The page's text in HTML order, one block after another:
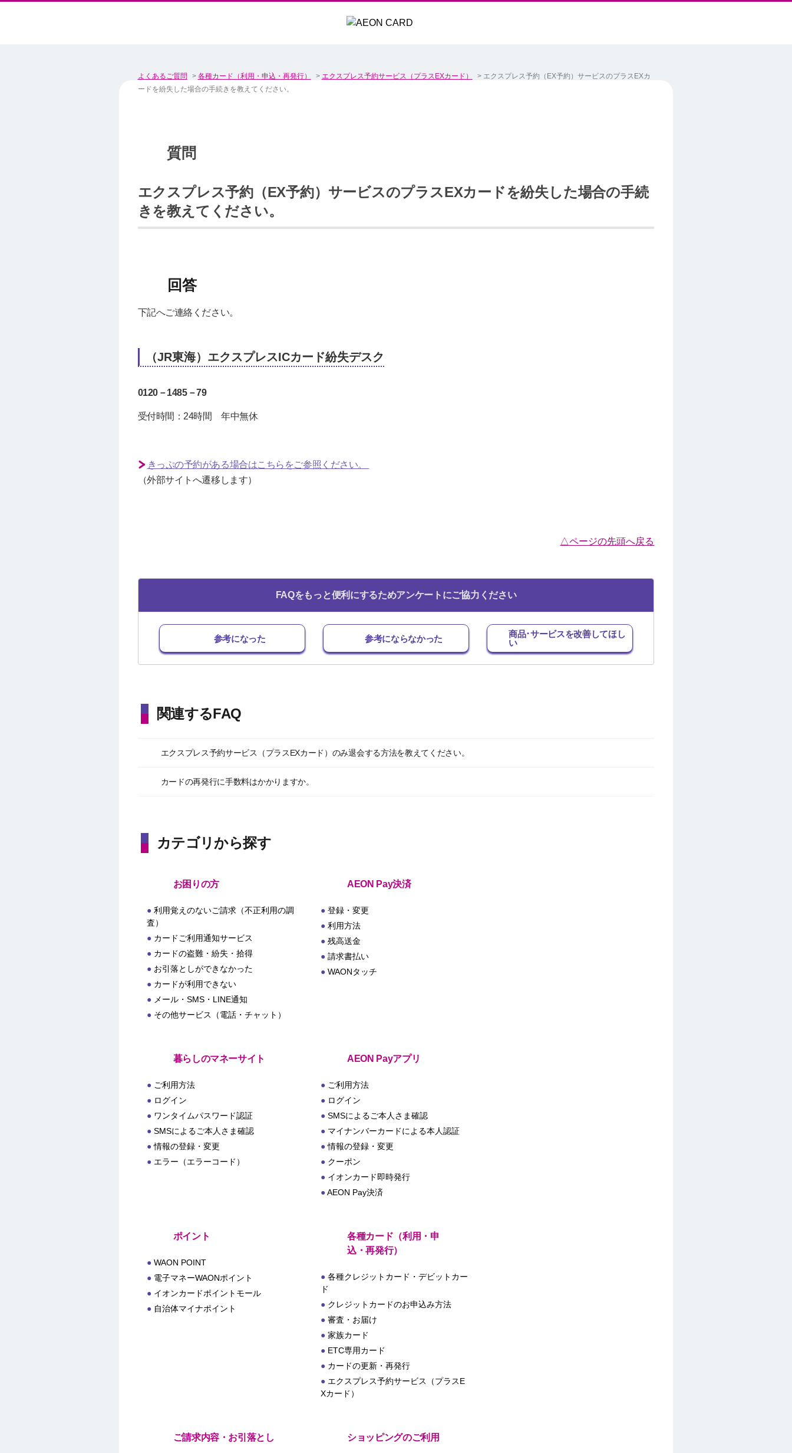
よくあるご質問 > 各種カード（利用・申込・再発行） > エクスプレス予約サービス（プラスEXカード） > エクスプレス予約（EX予約）サービスのプラスEXカ
ードを紛失した場合の手続きを教えてください。
エクスプレス予約（EX予約）サービスのプラスEXカードを紛失した場合の手続
きを教えてください。
下記へご連絡ください。
（JR東海）エクスプレスICカード紛失デスク
0120－1485－79
受付時間：24時間 年中無休
きっぷの予約がある場合はこちらをご参照ください。
（外部サイトへ遷移します）
△ページの先頭へ戻る
FAQをもっと便利にするためアンケートにご協力ください
参考になった 参考にならなかった
商品･サービスを改善してほし
い
関連するFAQ
エクスプレス予約サービス（プラスEXカード）のみ退会する方法を教えてください。
カードの再発行に手数料はかかりますか。
カテゴリから探す
お困りの方
利用覚えのないご請求（不正利用の調
査）
カードご利用通知サービス
カードの盗難・紛失・拾得
お引落としができなかった
カードが利用できない
メール・SMS・LINE通知
その他サービス（電話・チャット）
AEON Pay決済
登録・変更
利用方法
残高送金
請求書払い
WAONタッチ
暮らしのマネーサイト
ご利用方法
ログイン
ワンタイムパスワード認証
SMSによるご本人さま確認
情報の登録・変更
エラー（エラーコード）
AEON Payアプリ
ご利用方法
ログイン
SMSによるご本人さま確認
マイナンバーカードによる本人認証
情報の登録・変更
クーポン
イオンカード即時発行
AEON Pay決済
ポイント
WAON POINT
電子マネーWAONポイント
イオンカードポイントモール
自治体マイナポイント
各種カード（利用・申
込・再発行）
各種クレジットカード・デビットカー
ド
クレジットカードのお申込み方法
審査・お届け
家族カード
ETC専用カード
カードの更新・再発行
エクスプレス予約サービス（プラスE
Xカード）
ご請求内容・お引落とし ショッピングのご利用